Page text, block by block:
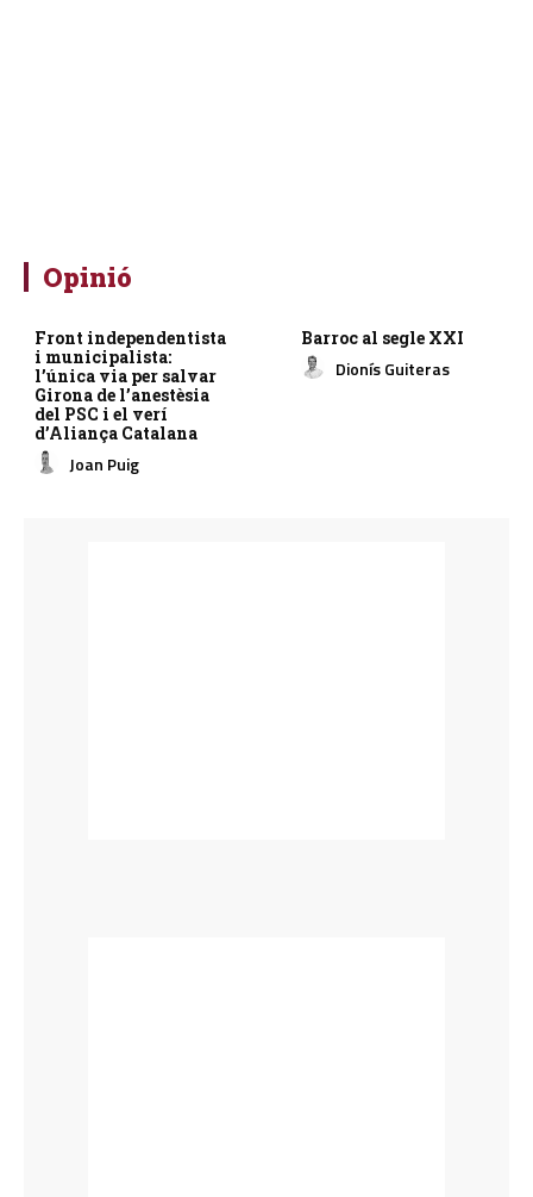
Opinió
Front independentista
i municipalista:
l’única via per salvar
Girona de l’anestèsia
del PSC i el verí
d’Aliança Catalana
Joan Puig
Barroc al segle XXI
Dionís Guiteras